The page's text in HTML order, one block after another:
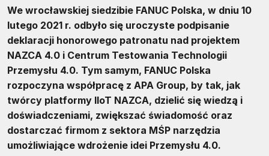
We wrocławskiej siedzibie FANUC Polska, w dniu 10
lutego 2021 r. odbyło się uroczyste podpisanie
deklaracji honorowego patronatu nad projektem
NAZCA 4.0 i Centrum Testowania Technologii
Przemysłu 4.0. Tym samym, FANUC Polska
rozpoczyna współpracę z APA Group, by tak, jak
twórcy platformy IIoT NAZCA, dzielić się wiedzą i
doświadczeniami, zwiększać świadomość oraz
dostarczać firmom z sektora MŚP narzędzia
umożliwiające wdrożenie idei Przemysłu 4.0.